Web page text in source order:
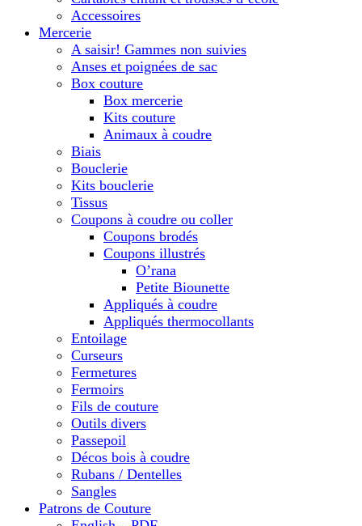
Accessoires
Mercerie
A saisir! Gammes non suivies
Anses et poignées de sac
Box couture
Box mercerie
Kits couture
Animaux à coudre
Biais
Bouclerie
Kits bouclerie
Tissus
Coupons à coudre ou coller
Coupons brodés
Coupons illustrés
O’rana
Petite Biounette
Appliqués à coudre
Appliqués thermocollants
Entoilage
Curseurs
Fermetures
Fermoirs
Fils de couture
Outils divers
Passepoil
Décos bois à coudre
Rubans / Dentelles
Sangles
Patrons de Couture